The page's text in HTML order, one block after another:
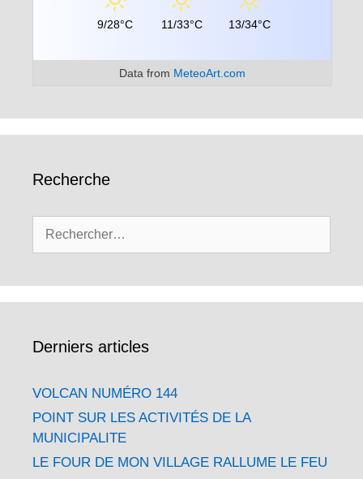
9/28°C 11/33°C 13/34°C
Data from MeteoArt.com
Recherche
Rechercher :
Derniers articles
VOLCAN NUMÉRO 144
POINT SUR LES ACTIVITÉS DE LA
MUNICIPALITE
LE FOUR DE MON VILLAGE RALLUME LE FEU